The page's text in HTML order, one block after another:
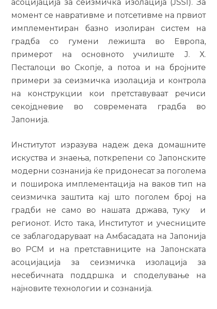
асоцијација за сеизмичка изолација (JSSI). За
момент се навративме и потсетивме на првиот
имплементиран базно изолиран систем на
градба со гумени лежишта во Европа,
примерот на основното училиште Ј. Х.
Песталоци во Скопје, а потоа и на бројните
примери за сеизмичка изолација и контрола
на конструкции кои претставуваат речиси
секојдневие во современата градба во
Јапонија.
Институтот изразува надеж дека домашните
искуства и знаења, поткрепени со Јапонските
модерни сознанија ќе придонесат за поголема
и поширока имплементација на ваков тип на
сеизмичка заштита кај што поголем број на
градби не само во нашата држава, туку и
регионот. Исто така, Институтот и учесниците
се заблагодаруваат на Амбасадата на Јапонија
во РСМ и на претставниците на Јапонската
асоцијација за сеизмичка изолација за
несебичната поддршка и споделување на
најновите технологии и сознанија.